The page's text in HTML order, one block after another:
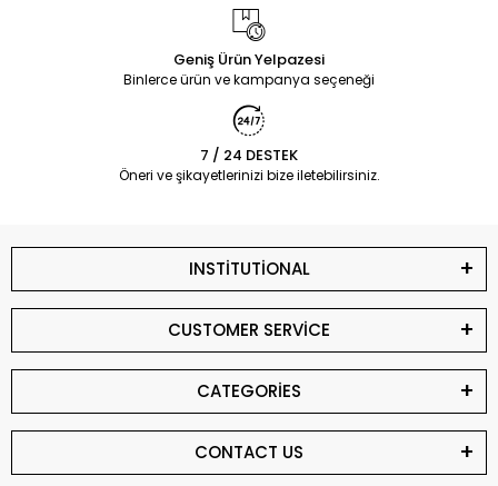
Geniş Ürün Yelpazesi
Binlerce ürün ve kampanya seçeneği
7 / 24 DESTEK
Öneri ve şikayetlerinizi bize iletebilirsiniz.
INSTİTUTİONAL
CUSTOMER SERVİCE
CATEGORİES
CONTACT US